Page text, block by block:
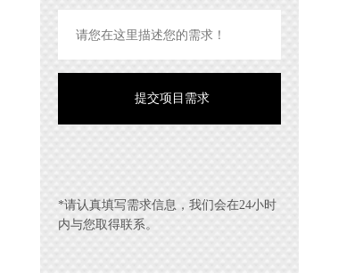
*请认真填写需求信息，我们会在24小时
内与您取得联系。